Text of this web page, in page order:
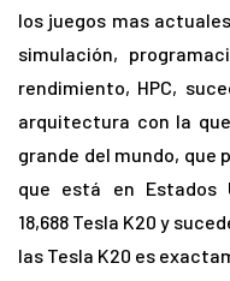
los juegos mas
simulación,
rendimiento, HPC,
arquitectura con la
grande del mundo, que
que está en Estados
18,688 Tesla K20 y
las Tesla K20 es